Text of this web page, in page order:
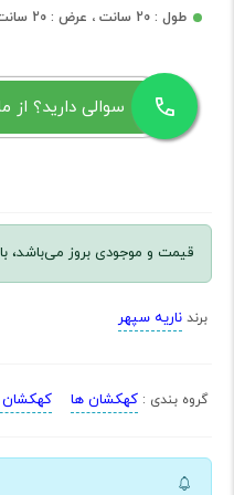
طول : 20 سانت ، عرض : 20 سانت
سوالی دارید؟ از
قیمت و موجودی بروز می‌باشد،
برند ناریه سپهر
گروه بندی : کهکشان ها کهکشان